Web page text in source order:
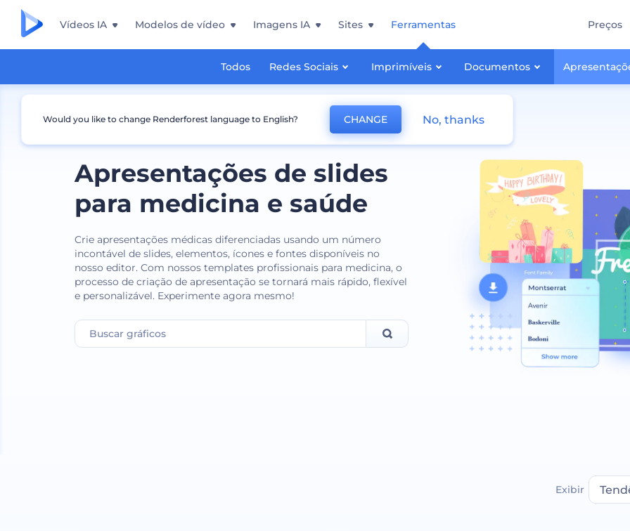
Vídeos IA Modelos de vídeo Imagens IA Sites Ferramentas
Todos Redes Sociais Imprimíveis Documentos
Preços
Apresentações de slides
para medicina e saúde
Crie apresentações médicas diferenciadas usando um número
incontável de slides, elementos, ícones e fontes disponíveis no
nosso editor. Com nossos templates profissionais para medicina, o
processo de criação de apresentação se tornará mais rápido, flexível
e personalizável. Experimente agora mesmo!
Exibir
Would you like to change Renderforest language to English? CHANGE No, thanks